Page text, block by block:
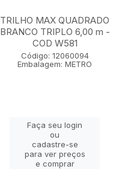
TRILHO MAX QUADRADO
BRANCO TRIPLO 6,00 m -
COD W581
Código: 12060094
Embalagem: METRO
Faça seu login
ou
cadastre-se
para ver preços
e comprar